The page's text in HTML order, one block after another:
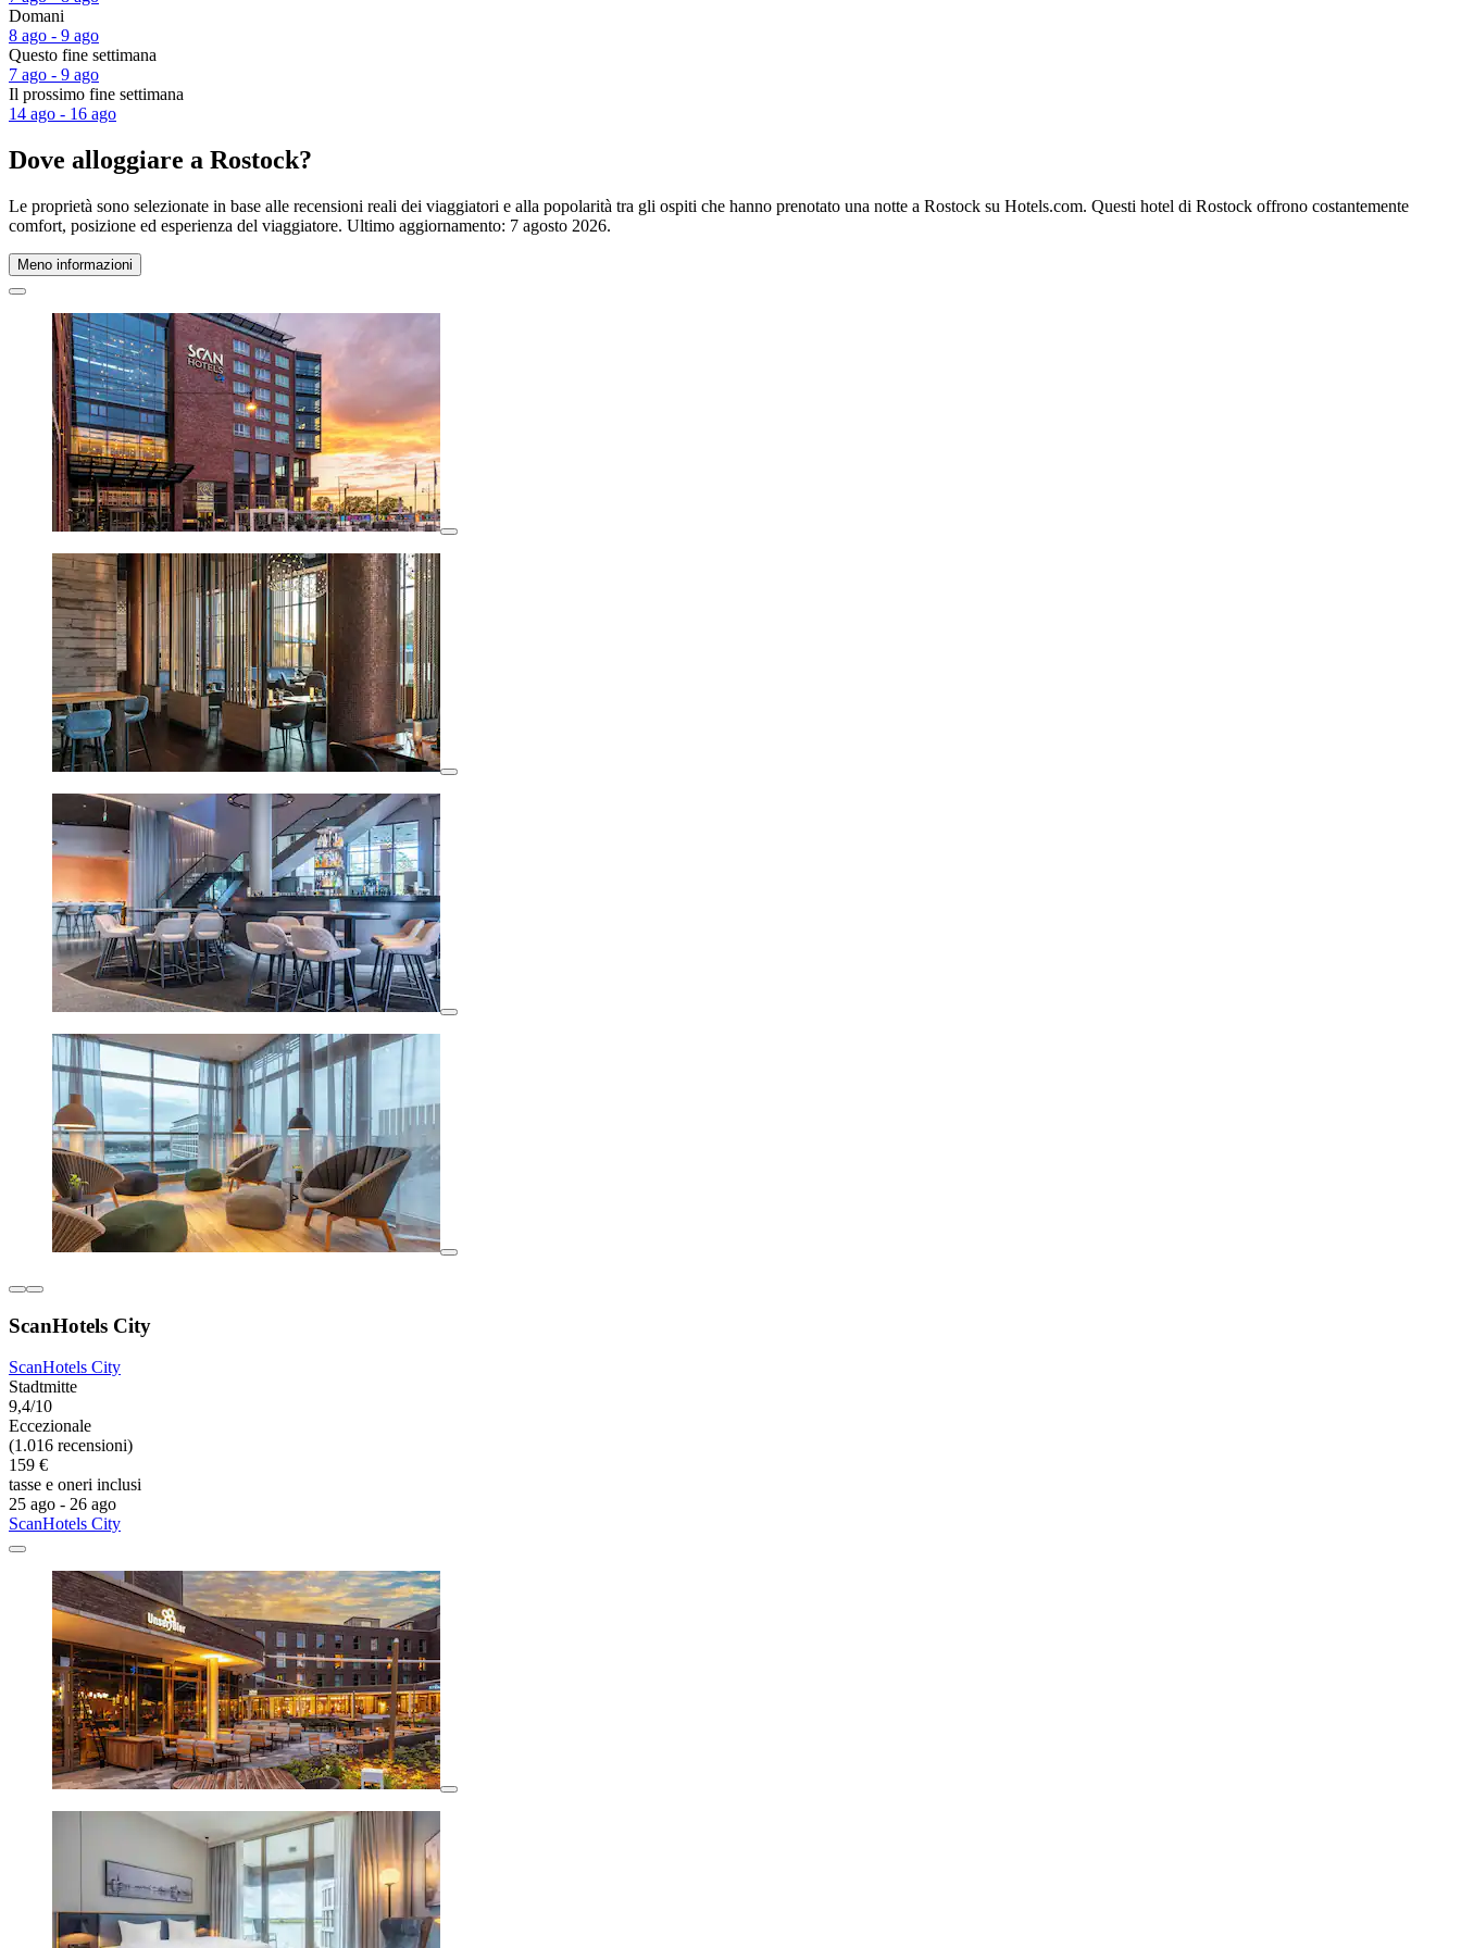
Domani
8 ago - 9 ago
Questo fine settimana
7 ago - 9 ago
Il prossimo fine settimana
14 ago - 16 ago
Dove alloggiare a Rostock?
Le proprietà sono selezionate in base alle recensioni reali dei viaggiatori e alla popolarità tra gli ospiti che hanno prenotato una notte a Rostock su Hotels.com. Questi hotel di Rostock offrono costantemente
comfort, posizione ed esperienza del viaggiatore. Ultimo aggiornamento: 7 agosto 2026.
Meno informazioni
ScanHotels City
ScanHotels City
Stadtmitte
9,4/10
Eccezionale
(1.016 recensioni)
159 €
tasse e oneri inclusi
25 ago - 26 ago
ScanHotels City